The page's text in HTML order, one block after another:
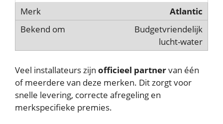
Atlantic
Budgetvriendelijk
lucht-water
Veel installateurs zijn officieel partnervan één
of meerdere van deze merken. Dit zorgt voor
snelle levering, correcte afregeling en
merkspecifieke premies.